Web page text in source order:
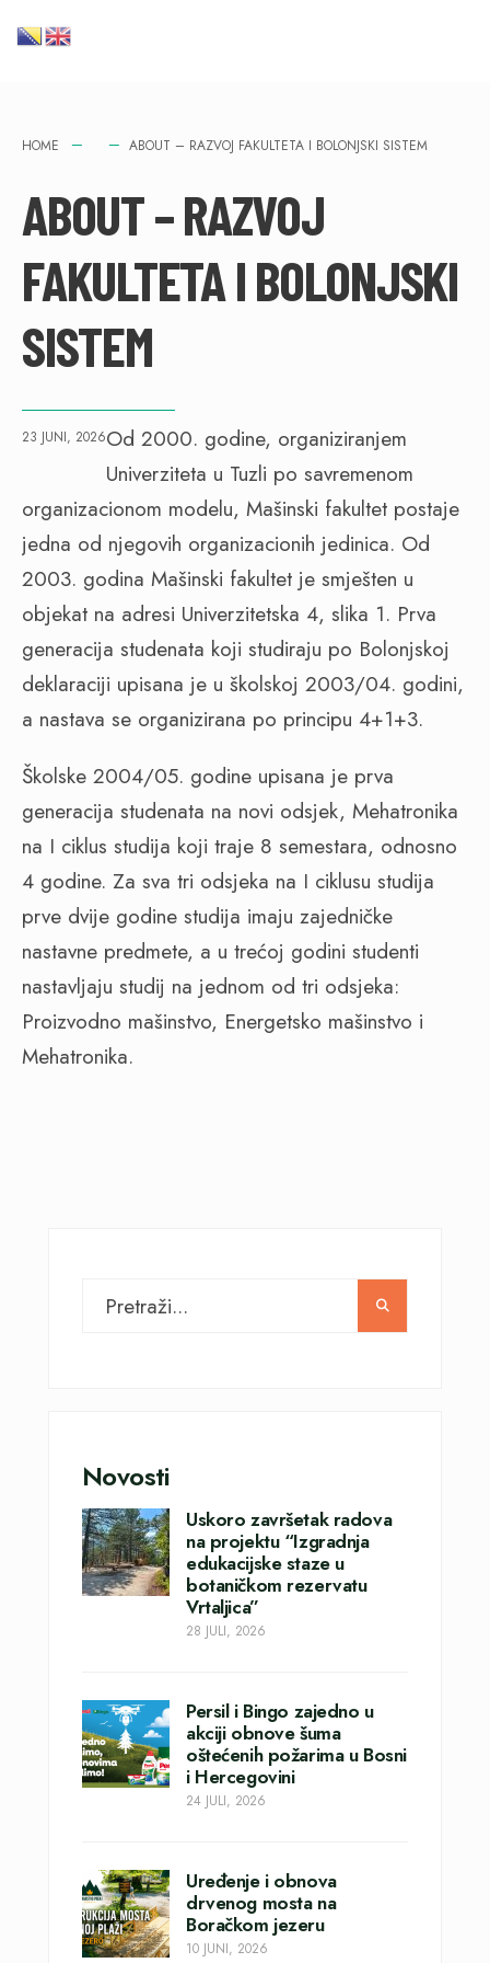
HOME ABOUT – RAZVOJ FAKULTETA I BOLONJSKI SISTEM
ABOUT – RAZVOJ
FAKULTETA I BOLONJSKI
SISTEM
23 JUNI, 2026Od 2000. godine, organiziranjem
Univerziteta u Tuzli po savremenom
organizacionom modelu, Mašinski fakultet postaje
jedna od njegovih organizacionih jedinica. Od
2003. godina Mašinski fakultet je smješten u
objekat na adresi Univerzitetska 4, slika 1. Prva
generacija studenata koji studiraju po Bolonjskoj
deklaraciji upisana je u školskoj 2003/04. godini,
a nastava se organizirana po principu 4+1+3.
Školske 2004/05. godine upisana je prva
generacija studenata na novi odsjek, Mehatronika
na I ciklus studija koji traje 8 semestara, odnosno
4 godine. Za sva tri odsjeka na I ciklusu studija
prve dvije godine studija imaju zajedničke
nastavne predmete, a u trećoj godini studenti
nastavljaju studij na jednom od tri odsjeka:
Proizvodno mašinstvo, Energetsko mašinstvo i
Mehatronika.
Novosti
Uskoro završetak radova
na projektu “Izgradnja
edukacijske staze u
botaničkom rezervatu
Vrtaljica”
28 JULI, 2026
Persil i Bingo zajedno u
akciji obnove šuma
oštećenih požarima u Bosni
i Hercegovini
24 JULI, 2026
Uređenje i obnova
drvenog mosta na
Boračkom jezeru
10 JUNI, 2026